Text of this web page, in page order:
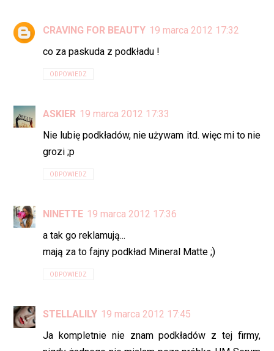
CRAVING FOR BEAUTY 19 marca 2012 17:32
co za paskuda z podkładu !
ODPOWIEDZ
ASKIER 19 marca 2012 17:33
Nie lubię podkładów, nie używam itd. więc mi to nie
grozi ;p
ODPOWIEDZ
NINETTE 19 marca 2012 17:36
a tak go reklamują...
mają za to fajny podkład Mineral Matte ;)
ODPOWIEDZ
STELLALILY 19 marca 2012 17:45
Ja kompletnie nie znam podkładów z tej firmy,